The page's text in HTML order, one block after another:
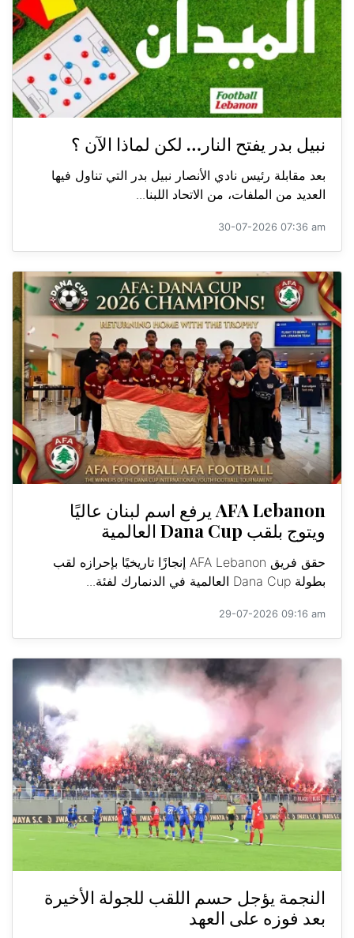
نبيل بدر يفتح النار… لكن لماذا الآن ؟
بعد مقابلة رئيس نادي الأنصار نبيل بدر التي تناول فيها
العديد من الملفات، من الاتحاد اللبنا...
30-07-2026 07:36 am
AFA Lebanon يرفع اسم لبنان عاليًا
ويتوج بلقب Dana Cup العالمية
حقق فريق AFA Lebanon إنجازًا تاريخيًا بإحرازه لقب
بطولة Dana Cup العالمية في الدنمارك لفئة...
29-07-2026 09:16 am
النجمة يؤجل حسم اللقب للجولة الأخيرة
بعد فوزه على العهد